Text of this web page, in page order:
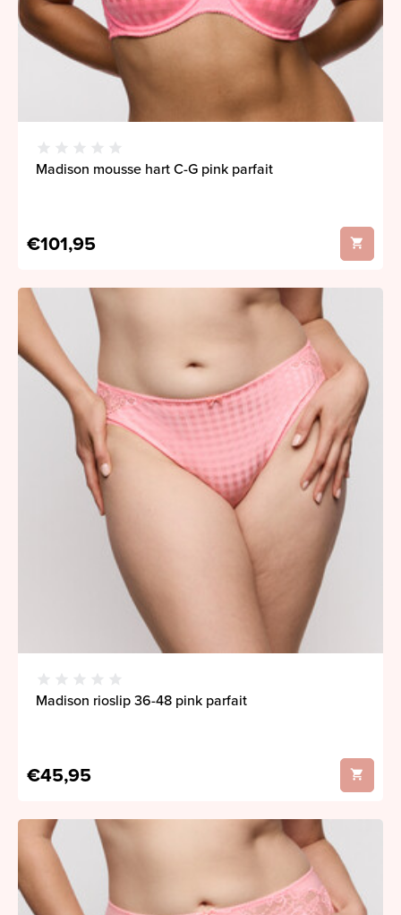
Madison mousse hart C-G pink parfait
€101,95
Madison rioslip 36-48 pink parfait
€45,95